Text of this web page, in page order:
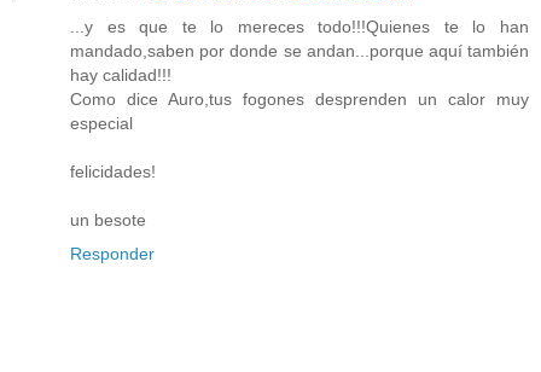
...y es que te lo mereces todo!!!Quienes te lo han
mandado,saben por donde se andan...porque aquí también
hay calidad!!!
Como dice Auro,tus fogones desprenden un calor muy
especial
felicidades!
un besote
Responder